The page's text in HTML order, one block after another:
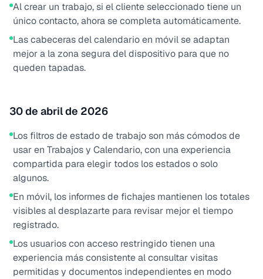
Al crear un trabajo, si el cliente seleccionado tiene un
único contacto, ahora se completa automáticamente.
Las cabeceras del calendario en móvil se adaptan
mejor a la zona segura del dispositivo para que no
queden tapadas.
30 de abril de 2026
Los filtros de estado de trabajo son más cómodos de
usar en Trabajos y Calendario, con una experiencia
compartida para elegir todos los estados o solo
algunos.
En móvil, los informes de fichajes mantienen los totales
visibles al desplazarte para revisar mejor el tiempo
registrado.
Los usuarios con acceso restringido tienen una
experiencia más consistente al consultar visitas
permitidas y documentos independientes en modo